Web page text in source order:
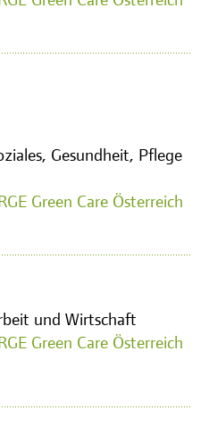
Gesundheit, Pflege
Green Care Österreich
und Wirtschaft
Green Care Österreich